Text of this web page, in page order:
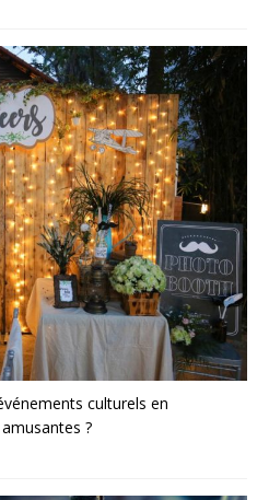
culturels en
?